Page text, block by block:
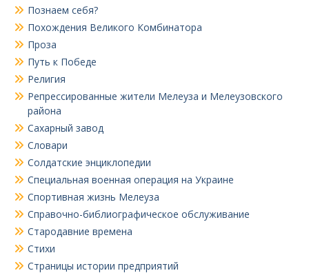
Познаем себя?
Похождения Великого Комбинатора
Проза
Путь к Победе
Религия
Репрессированные жители Мелеуза и Мелеузовского
района
Сахарный завод
Словари
Солдатские энциклопедии
Специальная военная операция на Украине
Спортивная жизнь Мелеуза
Справочно-библиографическое обслуживание
Стародавние времена
Стихи
Страницы истории предприятий